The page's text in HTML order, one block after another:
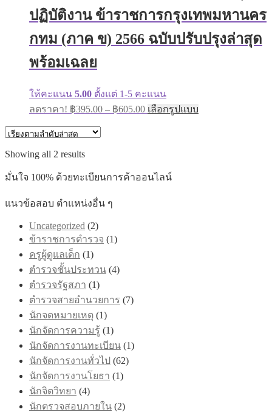
be
chosen
on
the
ปฏิบัติงาน ข้าราชการกรุงเทพมหานคร
กทม (ภาค ข) 2566 ฉบับปรับปรุงล่าสุด
พร้อมเฉลย
ให้คะแนน 5.00 ตั้งแต่ 1-5 คะแนน
ลดราคา! ฿395.00 – ฿605.00Price
range:
เลือกรูปแบบ
product
Showing all 2 resultsSorted
latest
มั่นใจ 100% ด้วยทะเบียนการค้าออนไลน์
แนวข้อสอบ ตำแหน่งอื่น ๆ
Uncategorized (2)
ข้าราชการตำรวจ (1)
ครูผู้ดูแลเด็ก (1)
ตำรวจชั้นประทวน (4)
ตำรวจรัฐสภา (1)
ตำรวจสายอำนวยการ (7)
นักจดหมายเหตุ (1)
นักจัดการความรู้ (1)
นักจัดการงานทะเบียน (1)
นักจัดการงานทั่วไป (62)
นักจัดการงานโยธา (1)
นักจิตวิทยา (4)
นักตรวจสอบภายใน (2)